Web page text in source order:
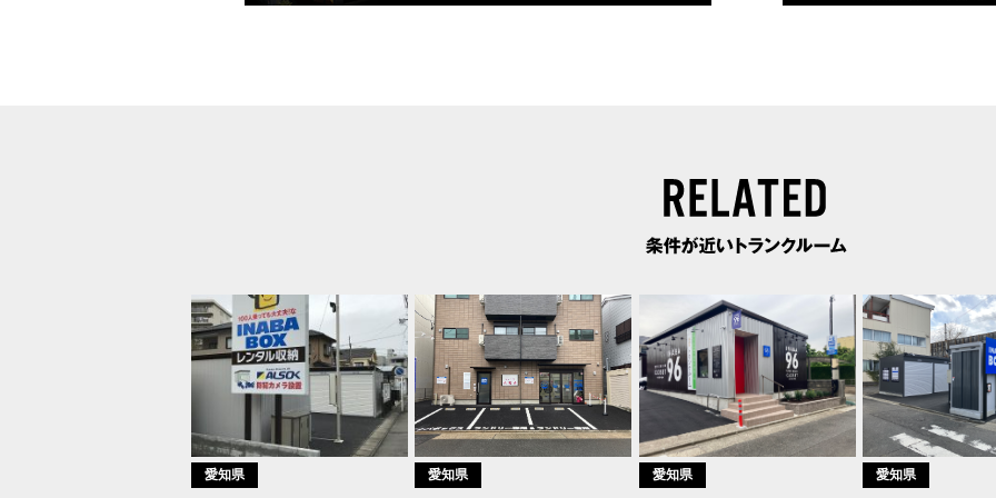
愛知県 愛知県 愛知県 愛知県